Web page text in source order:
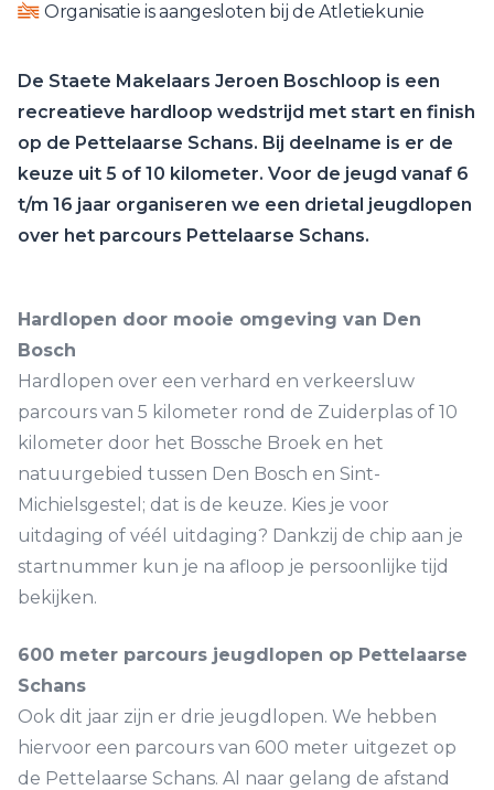
Organisatie is aangesloten bij de Atletiekunie
De Staete Makelaars Jeroen Boschloop is een
recreatieve hardloop wedstrijd met start en finish
op de Pettelaarse Schans. Bij deelname is er de
keuze uit 5 of 10 kilometer. Voor de jeugd vanaf 6
t/m 16 jaar organiseren we een drietal jeugdlopen
over het parcours Pettelaarse Schans.
Hardlopen door mooie omgeving van Den
Bosch
Hardlopen over een verhard en verkeersluw
parcours van 5 kilometer rond de Zuiderplas of 10
kilometer door het Bossche Broek en het
natuurgebied tussen Den Bosch en Sint-
Michielsgestel; dat is de keuze. Kies je voor
uitdaging of véél uitdaging? Dankzij de chip aan je
startnummer kun je na afloop je persoonlijke tijd
bekijken.
600 meter parcours jeugdlopen op Pettelaarse
Schans
Ook dit jaar zijn er drie jeugdlopen. We hebben
hiervoor een parcours van 600 meter uitgezet op
de Pettelaarse Schans. Al naar gelang de afstand